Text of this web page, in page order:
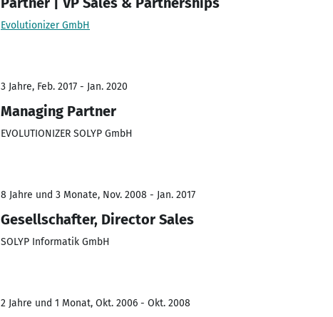
Evolutionizer GmbH
3 Jahre, Feb. 2017 - Jan. 2020
Managing Partner
EVOLUTIONIZER SOLYP GmbH
8 Jahre und 3 Monate, Nov. 2008 - Jan. 2017
Gesellschafter, Director Sales
SOLYP Informatik GmbH
2 Jahre und 1 Monat, Okt. 2006 - Okt. 2008